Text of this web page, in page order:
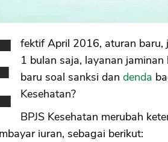
fektif April 2016, aturan baru,
1 bulan saja, layanan
baru soal sanksi dan denda
Kesehatan?
BPJS Kesehatan merubah
iuran, sebagai berikut: